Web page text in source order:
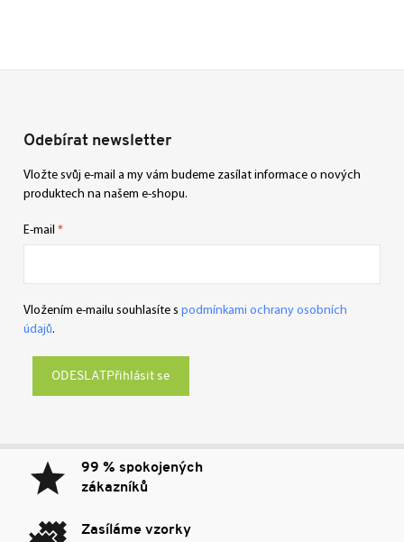
Odebírat newsletter
Vložte svůj e-mail a my vám budeme zasílat informace o nových
produktech na našem e-shopu.
E-mail
Vložením e-mailu souhlasíte s podmínkami ochrany osobních
údajů.
Přihlásit se
99 % spokojených
zákazníků
Zasíláme vzorky